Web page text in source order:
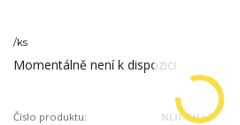
/ks
Momentálně není k dispozici
Číslo produktu:
NLII-RH+T